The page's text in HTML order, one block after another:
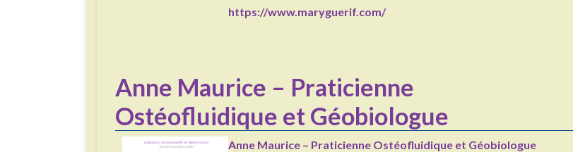
https://www.maryguerif.com/
Anne Maurice – Praticienne
Ostéofluidique et Géobiologue
Anne Maurice – Praticienne Ostéofluidique et Géobiologue